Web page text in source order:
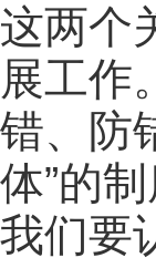
这两个
展工作
错、防
体”的
我们要